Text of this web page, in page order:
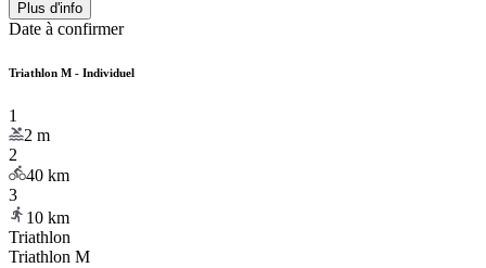
Plus d'info
Date à confirmer
Triathlon M - Individuel
1
2 m
2
40 km
3
10 km
Triathlon
Triathlon M